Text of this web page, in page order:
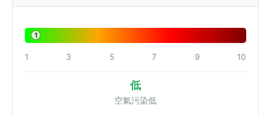
1
1 3 5 7 9 10
低
空氣污染低